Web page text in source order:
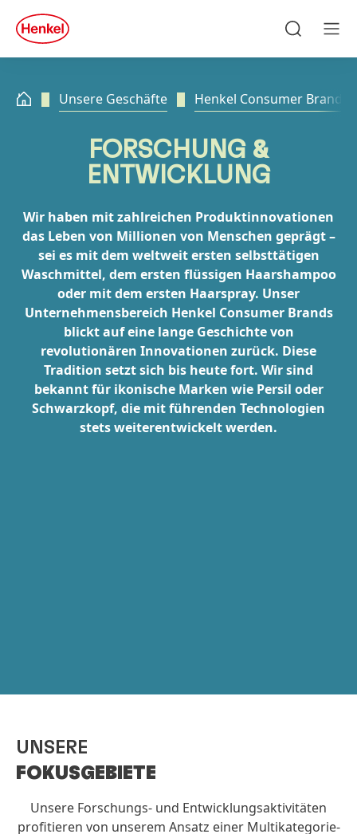
Zu Footer springen
quick
search
Unsere Geschäfte Henkel Consumer Brands
FORSCHUNG &
ENTWICKLUNG
Wir haben mit zahlreichen Produktinnovationen
das Leben von Millionen von Menschen geprägt –
sei es mit dem weltweit ersten selbsttätigen
Waschmittel, dem ersten flüssigen Haarshampoo
oder mit dem ersten Haarspray. Unser
Unternehmensbereich Henkel Consumer Brands
blickt auf eine lange Geschichte von
revolutionären Innovationen zurück. Diese
Tradition setzt sich bis heute fort. Wir sind
bekannt für ikonische Marken wie Persil oder
Schwarzkopf, die mit führenden Technologien
stets weiterentwickelt werden.
UNSERE
FOKUS­GEBIETE
Unsere Forschungs- und Entwicklungsaktivitäten
profitieren von unserem Ansatz einer Multikategorie-